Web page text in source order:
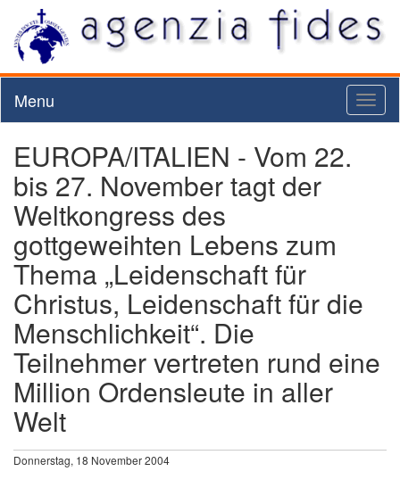
Menu
EUROPA/ITALIEN - Vom 22.
bis 27. November tagt der
Weltkongress des
gottgeweihten Lebens zum
Thema „Leidenschaft für
Christus, Leidenschaft für die
Menschlichkeit“. Die
Teilnehmer vertreten rund eine
Million Ordensleute in aller
Welt
Donnerstag, 18 November 2004